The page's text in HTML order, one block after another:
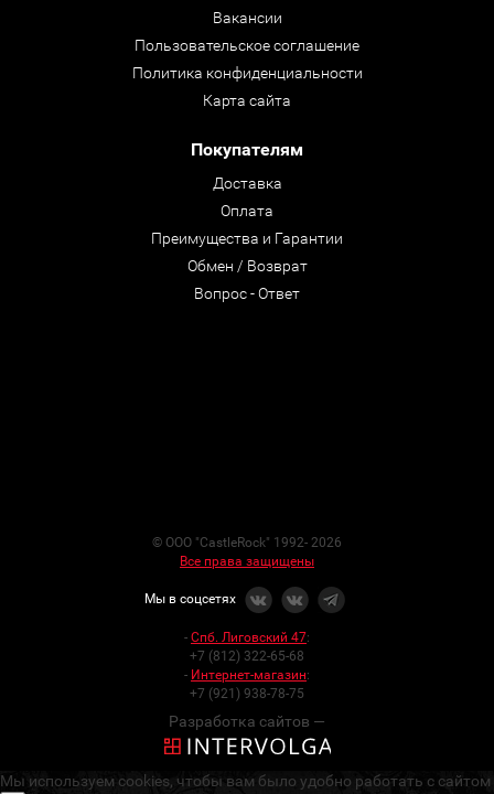
Вакансии
Пользовательское соглашение
Политика конфиденциальности
Карта сайта
Покупателям
Доставка
Оплата
Преимущества и Гарантии
Обмен / Возврат
Вопрос - Ответ
© ООО "CastleRock" 1992- 2026
Все права защищены
Мы в соцсетях
- Спб. Лиговский 47:
+7 (812) 322-65-68
- Интернет-магазин:
+7 (921) 938-78-75
Разработка сайтов —
Мы используем cookies, чтобы вам было удобно работать с сайтом